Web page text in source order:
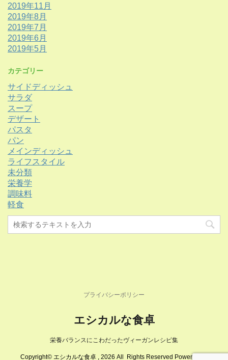
2019年11月
2019年8月
2019年7月
2019年6月
2019年5月
カテゴリー
サイドディッシュ
サラダ
スープ
デザート
パスタ
パン
メインディッシュ
ライフスタイル
未分類
栄養学
調味料
軽食
プライバシーポリシー
エシカルな食卓
栄養バランスにこわだったヴィーガンレシピ集
Copyright© エシカルな食卓 , 2026 All Rights Reserved Powered by